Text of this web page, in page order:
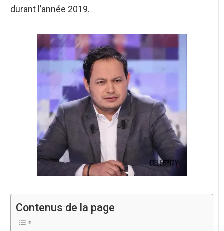
durant l’année 2019.
Contenus de la page